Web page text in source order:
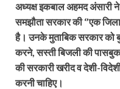
अध्यक्ष इकबाल अहमद अंसारी
समझौता सरकार की ‘’एक जिला
है। उनके मुताबिक सरकार को
करने, सस्ती बिजली की
की सरकारी खरीद व देशी-
करनी चाहिए।